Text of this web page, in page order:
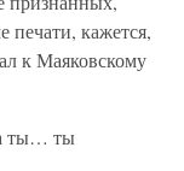
печати, кажется,
к Маяковскому
ты… ты